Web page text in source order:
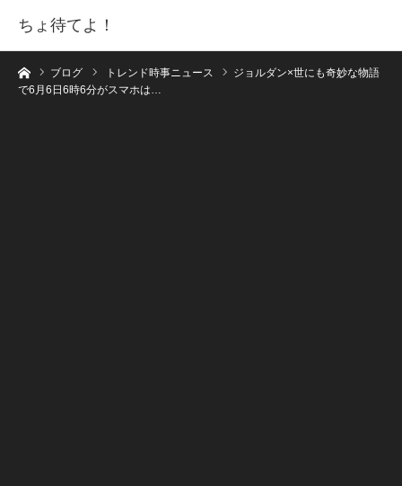
ちょ待てよ！
ホームブログ トレンド時事ニュース
ジョルダン×世にも奇妙な物語
で6月6日6時6分がスマホは…